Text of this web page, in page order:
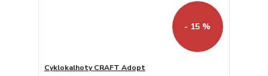
- 15 %
Cyklokalhoty CRAFT Adopt